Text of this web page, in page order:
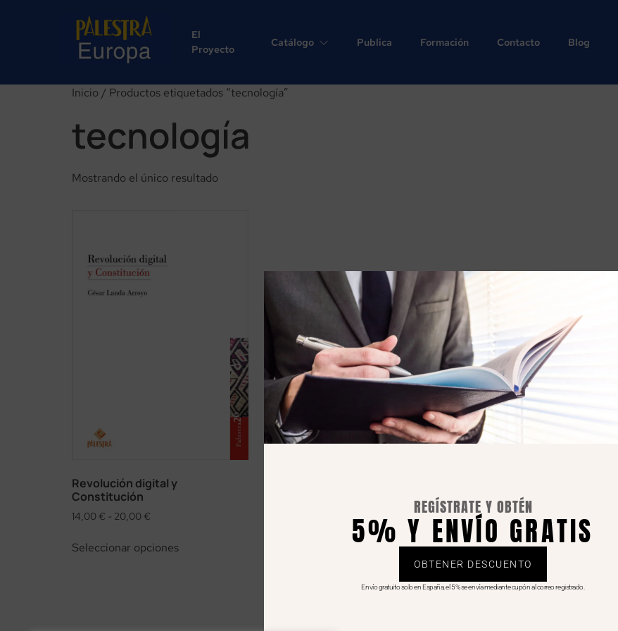
El
Proyecto
Catálogo Publica Formación Contacto Blog
Inicio / Productos etiquetados “tecnología”
tecnología
Mostrando el único resultado
Revolución digital y
Constitución
14,00 € - 20,00 €
Seleccionar opciones
REGÍSTRATE Y OBTÉN
5% Y ENVÍO GRATIS
OBTENER DESCUENTO
Envío gratuito solo en España, el 5% se envía mediante cupón al correo registrado.